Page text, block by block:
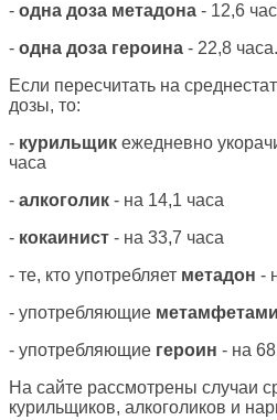
- одна доза метадона - 12,6
- одна доза героина - 22,8 часа.
Если пересчитать на
дозы, то:
- курильщик ежедневно
часа
- алкоголик - на 14,1 часа
- кокаинист - на 33,7 часа
- те, кто употребляет метадон -
- употребляющие
- употребляющие героин - на
На сайте рассмотрены случаи
курильщиков, алкоголиков и